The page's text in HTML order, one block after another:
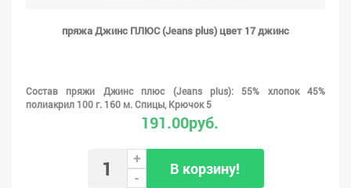
пряжа Джинс ПЛЮС (Jeans plus) цвет 17 джинс
Состав пряжи Джинс плюс (Jeans plus): 55% хлопок 45%
полиакрил 100 г. 160 м. Спицы, Крючок 5
191.00руб.
+
-
В корзину!